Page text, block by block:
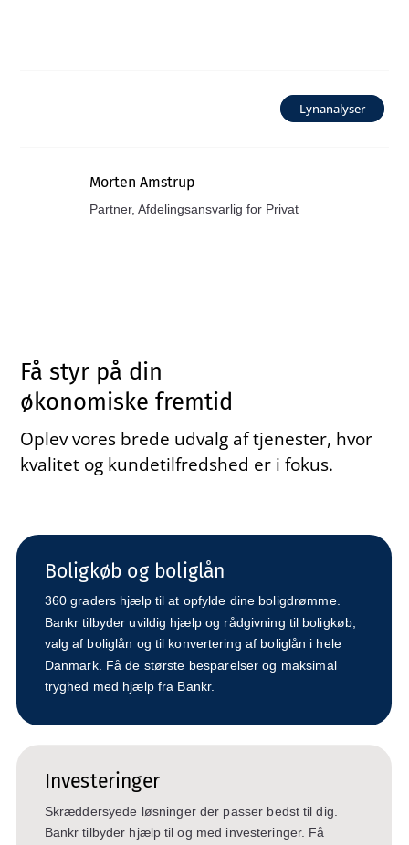
Lynanalyser
Morten Amstrup
Partner, Afdelingsansvarlig for Privat
Få styr på din
økonomiske fremtid
Oplev vores brede udvalg af tjenester, hvor
kvalitet og kundetilfredshed er i fokus.
Boligkøb og boliglån
360 graders hjælp til at opfylde dine boligdrømme.
Bankr tilbyder uvildig hjælp og rådgivning til boligkøb,
valg af boliglån og til konvertering af boliglån i hele
Danmark. Få de største besparelser og maksimal
tryghed med hjælp fra Bankr.
Investeringer
Skræddersyede løsninger der passer bedst til dig.
Bankr tilbyder hjælp til og med investeringer. Få